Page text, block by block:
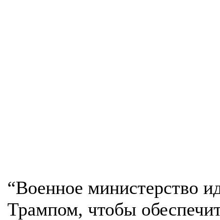
“Военное министерство
Трампом, чтобы